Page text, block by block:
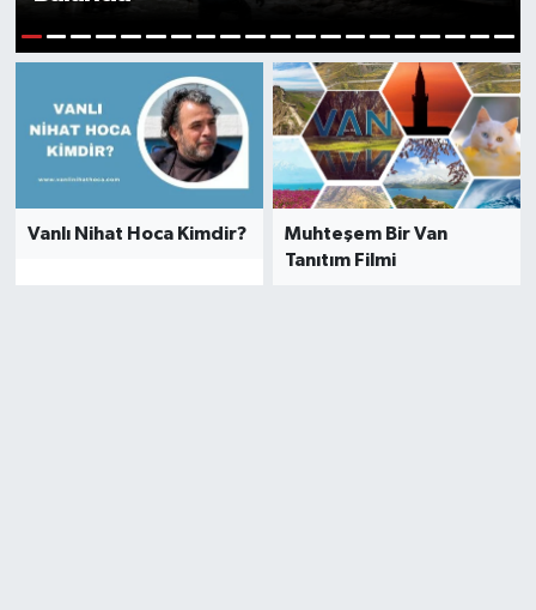
1 2 3 4 5 6 7 8 9 10 11121314151617181920
Vanlı Nihat Hoca Kimdir?
Muhteşem Bir Van
Tanıtım Filmi